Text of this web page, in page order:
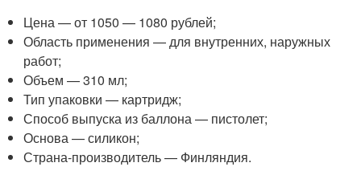
Цена — от 1050 — 1080 рублей;
Область применения — для внутренних, наружных
работ;
Объем — 310 мл;
Тип упаковки — картридж;
Способ выпуска из баллона — пистолет;
Основа — силикон;
Страна-производитель — Финляндия.